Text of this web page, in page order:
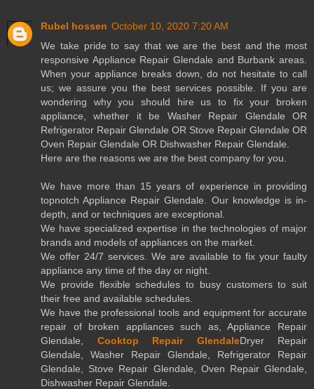
Rubel hossen October 10, 2020 7:20 AM
We take pride to say that we are the best and the most
responsive Appliance Repair Glendale and Burbank areas.
When your appliance breaks down, do not hesitate to call
us; we assure you the best services possible. If you are
wondering why you should hire us to fix your broken
appliance, whether it be Washer Repair Glendale OR
Refrigerator Repair Glendale OR Stove Repair Glendale OR
Oven Repair Glendale OR Dishwasher Repair Glendale.
Here are the reasons we are the best company for you.
We have more than 15 years of experience in providing
topnotch Appliance Repair Glendale. Our knowledge is in-
depth, and or techniques are exceptional.
We have specialized expertise in the technologies of major
brands and models of appliances on the market.
We offer 24/7 services. We are available to fix your faulty
appliance any time of the day or night.
We provide flexible schedules to busy customers to suit
their free and available schedules.
We have the professional tools and equipment for accurate
repair of broken appliances such as, Appliance Repair
Glendale, Cooktop Repair GlendaleDryer Repair
Glendale, Washer Repair Glendale, Refrigerator Repair
Glendale, Stove Repair Glendale, Oven Repair Glendale,
Dishwasher Repair Glendale.